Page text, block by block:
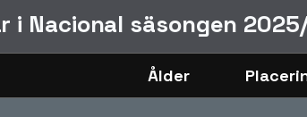
i Nacional säsongen
Ålder